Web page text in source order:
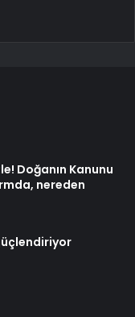
Doğanın Kanunu
nereden